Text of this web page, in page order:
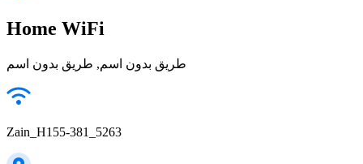
Home WiFi
طريق بدون اسم, طريق بدون اسم
Zain_H155-381_5263